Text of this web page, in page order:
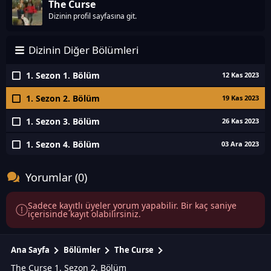
The Curse
Dizinin profil sayfasına git.
Dizinin Diğer Bölümleri
1. Sezon 1. Bölüm 12 Kas 2023
1. Sezon 2. Bölüm 19 Kas 2023
1. Sezon 3. Bölüm 26 Kas 2023
1. Sezon 4. Bölüm 03 Ara 2023
Yorumlar (0)
Sadece kayıtlı üyeler yorum yapabilir. Bir kaç saniye
içerisinde kayıt olabilirsiniz.
Ana Sayfa Bölümler The Curse
The Curse 1. Sezon 2. Bölüm